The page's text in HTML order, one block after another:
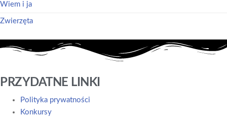
Wiem i ja
Zwierzęta
PRZYDATNE LINKI
Polityka prywatności
Konkursy